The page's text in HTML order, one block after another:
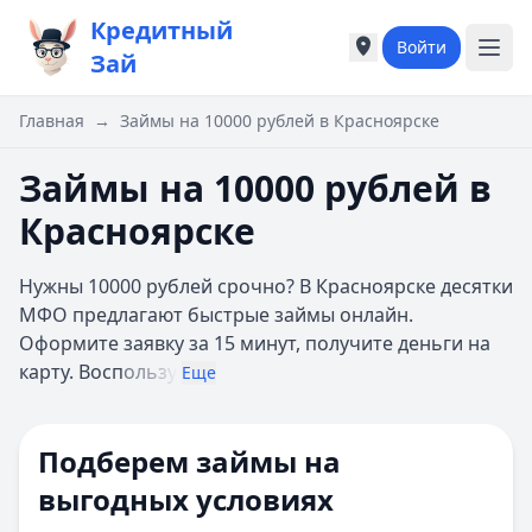
Кредитный
Зай
Города России
Москва
Екатеринбург
Казань
Б
Барнаул
Белгород
Города России
Москва
Екатеринбург
Казань
Б
Барнаул
Белгород
Войти
Главная → Займы на 10000 рублей в Красноярске
Займы на 10000 рублей в
Красноярске
Нужны 10000 рублей срочно? В Красноярске десятки
МФО предлагают быстрые займы онлайн.
Оформите заявку за 15 минут, получите деньги на
карту. Воспользу Еще
Подберем займы на
выгодных условиях